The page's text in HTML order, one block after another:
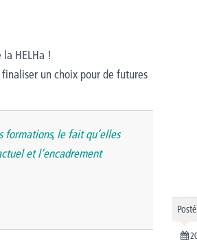
HELHa !
un choix pour de futures
formations, le fait qu’elles
et l’encadrement